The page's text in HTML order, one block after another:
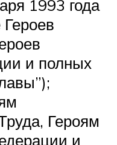
1993 года
и полных
Героям
и